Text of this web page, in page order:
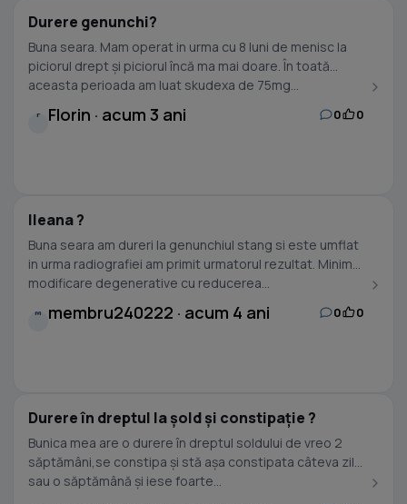
Durere genunchi?
Buna seara. Mam operat in urma cu 8 luni de menisc la
piciorul drept și piciorul încă ma mai doare. În toată
aceasta perioada am luat skudexa de 75mg...
F Florin · acum 3 ani 0 0
Ileana ?
Buna seara am dureri la genunchiul stang si este umflat
in urma radiografiei am primit urmatorul rezultat. Minime
modificare degenerative cu reducerea...
M membru240222 · acum 4 ani 0 0
Durere în dreptul la șold și constipație ?
Bunica mea are o durere în dreptul soldului de vreo 2
săptămâni,se constipa și stă așa constipata câteva zile
sau o săptămână și iese foarte...